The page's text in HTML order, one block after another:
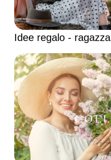
Idee regalo - ragazza